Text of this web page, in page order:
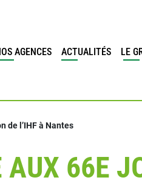
AGENCES ACTUALITÉS LE
de l’IHF à Nantes
66E